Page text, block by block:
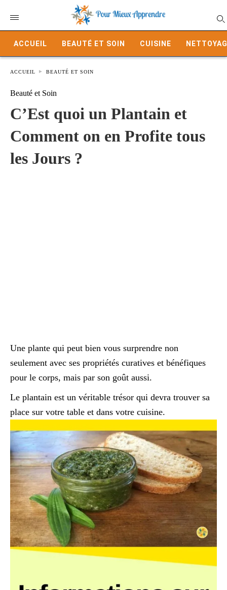
ACCUEIL BEAUTÉ ET SOIN CUISINE
ACCUEIL BEAUTÉ ET SOIN
Beauté et Soin
C’Est quoi un Plantain et
Comment on en Profite tous
les Jours ?
Une plante qui peut bien vous surprendre non
seulement avec ses propriétés curatives et bénéfiques
pour le corps, mais par son goût aussi.
Le plantain est un véritable trésor qui devra trouver sa
place sur votre table et dans votre cuisine.